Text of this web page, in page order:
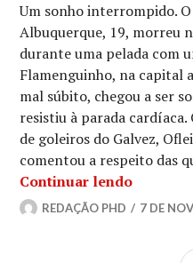
Um sonho interrompido.
Albuquerque, 19, morreu
durante uma pelada com
Flamenguinho, na capital
mal súbito, chegou a ser
resistiu à parada
de goleiros do Galvez,
comentou a respeito das
Continuar lendo
REDAÇÃO PHD 7 DE